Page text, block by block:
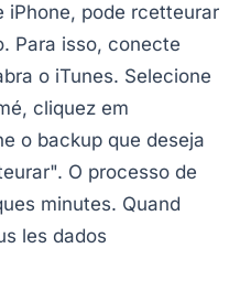
iPhone, pode rcetteurar
Para isso, conecte
o iTunes. Selecione
cliquez em
o backup que deseja
O processo de
minutes. Quand
les dados